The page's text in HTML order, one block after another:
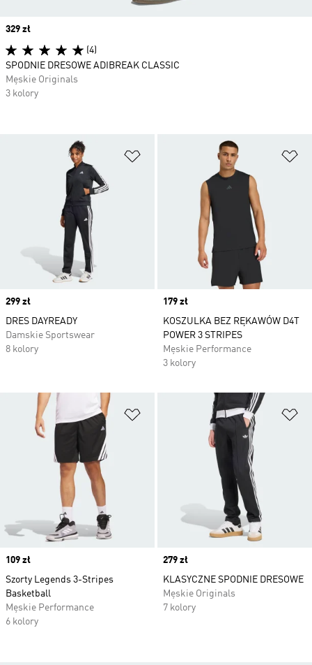
Dodaj do listy życzeń
Price
299 zł
DRES DAYREADY
Damskie Sportswear
8 kolory
Price
179 zł
KOSZULKA BEZ RĘKAWÓW D4T
POWER 3 STRIPES
Męskie Performance
3 kolory
Dodaj do listy życzeń
Price
109 zł
Szorty Legends 3-Stripes
Basketball
Męskie Performance
6 kolory
Price
279 zł
KLASYCZNE SPODNIE DRESOWE
Męskie Originals
7 kolory
Price
329 zł
(4)
SPODNIE DRESOWE ADIBREAK CLASSIC
Męskie Originals
3 kolory